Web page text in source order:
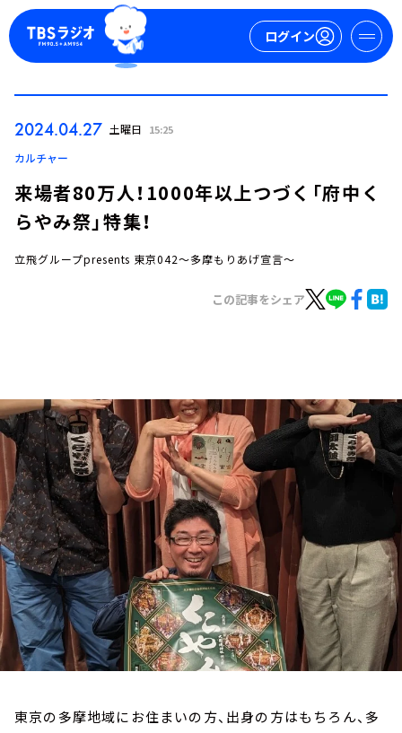
ログイン
お知らせ
イベント・グッズ
YouTube
会社情報
2024.04.27 土曜日 15:25
カルチャー
来場者80万人！1000年以上つづく「府中く
らやみ祭」特集！
立飛グループpresents 東京042～多摩もりあげ宣言～
この記事をシェア
東京の多摩地域にお住まいの方、出身の方はもちろん、多